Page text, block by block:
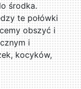
środka.
te połówki
obszyć i
i
kocyków,